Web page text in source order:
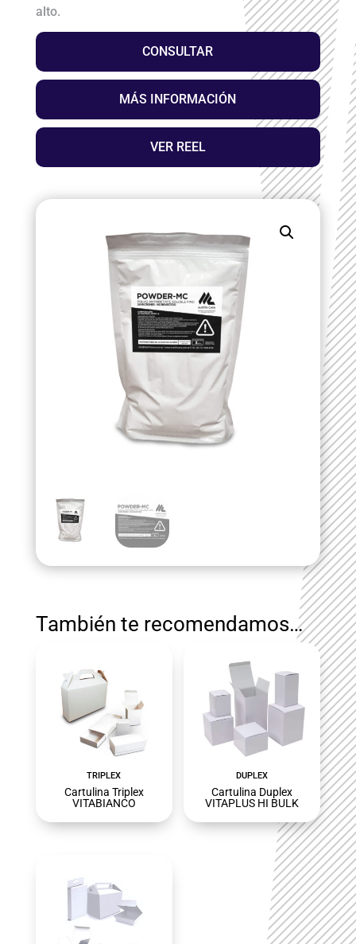
alto.
CONSULTAR
MÁS INFORMACIÓN
VER REEL
También te recomendamos…
TRIPLEX
Cartulina Triplex
VITABIANCO
DUPLEX
Cartulina Duplex
VITAPLUS HI BULK